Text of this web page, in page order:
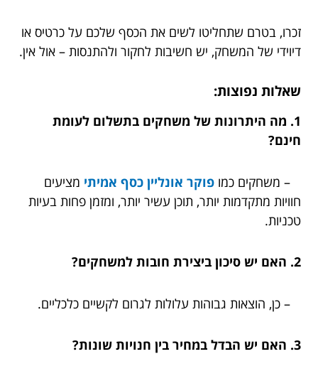
זכרו, בטרם שתחליטו לשים את הכסף שלכם על כרטיס או
דיוידי של המשחק, יש חשיבות לחקור ולהתנסות – אול אין.
שאלות נפוצות:
1. מה היתרונות של משחקים בתשלום לעומת
חינם?
– משחקים כמו פוקר אונליין כסף אמיתי מציעים
חוויות מתקדמות יותר, תוכן עשיר יותר, ומזמן פחות בעיות
טכניות.
2. האם יש סיכון ביצירת חובות למשחקים?
– כן, הוצאות גבוהות עלולות לגרום לקשיים כלכליים.
3. האם יש הבדל במחיר בין חנויות שונות?